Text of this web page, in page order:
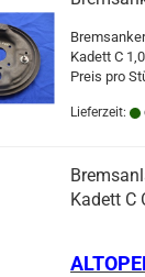
Kadett C
Preis pro
Lieferzeit:
Kadett C